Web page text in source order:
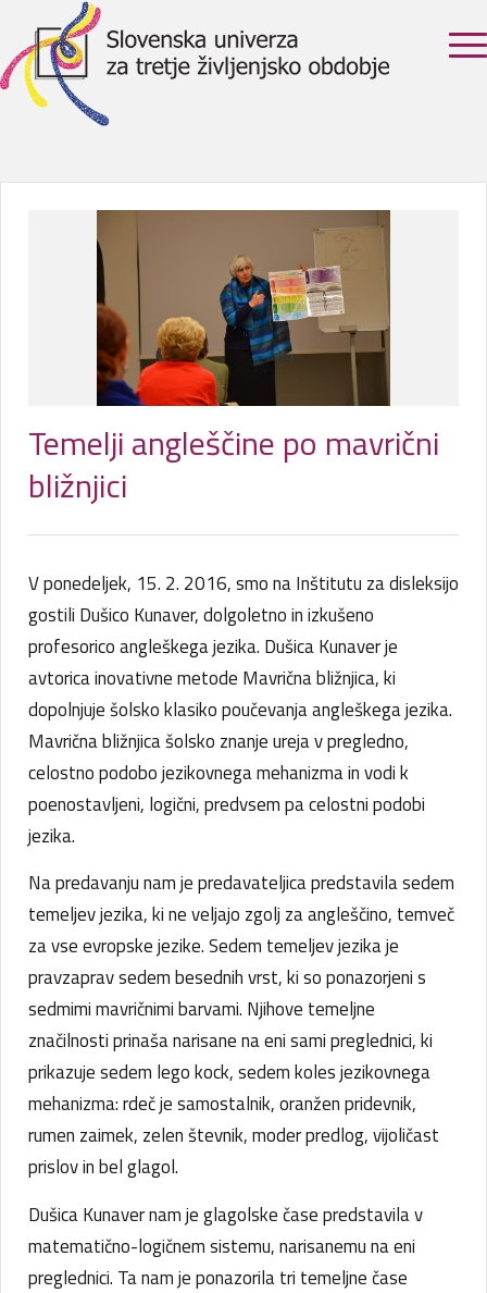
Temelji angleščine po mavrični
bližnjici
V ponedeljek, 15. 2. 2016, smo na Inštitutu za disleksijo
gostili Dušico Kunaver, dolgoletno in izkušeno
profesorico angleškega jezika. Dušica Kunaver je
avtorica inovativne metode Mavrična bližnjica, ki
dopolnjuje šolsko klasiko poučevanja angleškega jezika.
Mavrična bližnjica šolsko znanje ureja v pregledno,
celostno podobo jezikovnega mehanizma in vodi k
poenostavljeni, logični, predvsem pa celostni podobi
jezika.
Na predavanju nam je predavateljica predstavila sedem
temeljev jezika, ki ne veljajo zgolj za angleščino, temveč
za vse evropske jezike. Sedem temeljev jezika je
pravzaprav sedem besednih vrst, ki so ponazorjeni s
sedmimi mavričnimi barvami. Njihove temeljne
značilnosti prinaša narisane na eni sami preglednici, ki
prikazuje sedem lego kock, sedem koles jezikovnega
mehanizma: rdeč je samostalnik, oranžen pridevnik,
rumen zaimek, zelen števnik, moder predlog, vijoličast
prislov in bel glagol.
Dušica Kunaver nam je glagolske čase predstavila v
matematično-logičnem sistemu, narisanemu na eni
preglednici. Ta nam je ponazorila tri temeljne čase